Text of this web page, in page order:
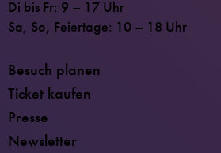
Di bis Fr: 9 – 17 Uhr
Sa, So, Feiertage: 10 – 18 Uhr
Besuch planen
Ticket kaufen
Presse
Newsletter